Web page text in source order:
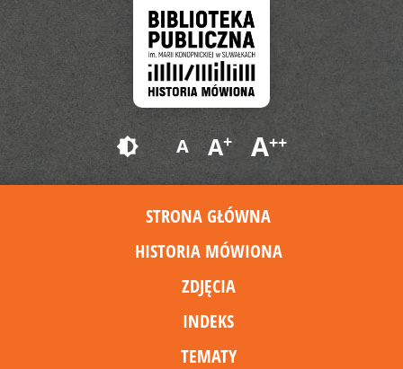
brightness_6 A A+ A++
STRONA GŁÓWNA
HISTORIA MÓWIONA
ZDJĘCIA
INDEKS
TEMATY